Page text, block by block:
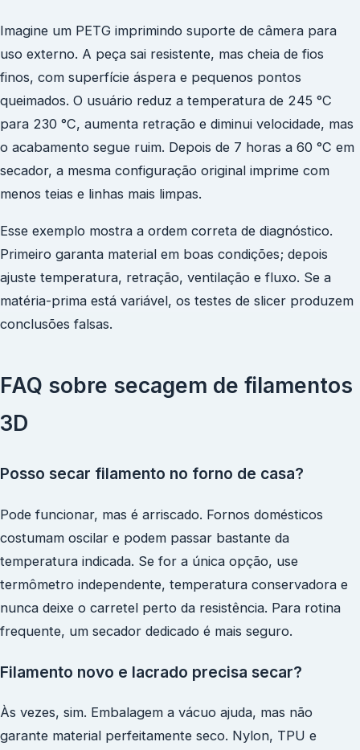
Imagine um PETG imprimindo suporte de câmera para
uso externo. A peça sai resistente, mas cheia de fios
finos, com superfície áspera e pequenos pontos
queimados. O usuário reduz a temperatura de 245 °C
para 230 °C, aumenta retração e diminui velocidade, mas
o acabamento segue ruim. Depois de 7 horas a 60 °C em
secador, a mesma configuração original imprime com
menos teias e linhas mais limpas.
Esse exemplo mostra a ordem correta de diagnóstico.
Primeiro garanta material em boas condições; depois
ajuste temperatura, retração, ventilação e fluxo. Se a
matéria-prima está variável, os testes de slicer produzem
conclusões falsas.
FAQ sobre secagem de filamentos
3D
Posso secar filamento no forno de casa?
Pode funcionar, mas é arriscado. Fornos domésticos
costumam oscilar e podem passar bastante da
temperatura indicada. Se for a única opção, use
termômetro independente, temperatura conservadora e
nunca deixe o carretel perto da resistência. Para rotina
frequente, um secador dedicado é mais seguro.
Filamento novo e lacrado precisa secar?
Às vezes, sim. Embalagem a vácuo ajuda, mas não
garante material perfeitamente seco. Nylon, TPU e